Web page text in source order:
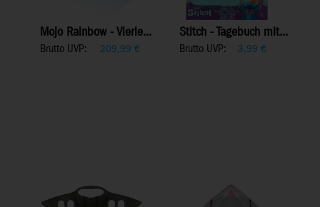
Mojo Rainbow - Vierle...
Brutto UVP: 209,99 €
Stitch - Tagebuch mit...
Brutto UVP: 3,99 €